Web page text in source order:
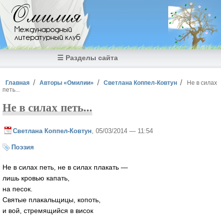
Перейти к основному содержанию
Омилия
Международный
литературный клуб
☰ Разделы сайта
Вы здесь
Главная Авторы «Омилии» Светлана Коппел-Ковтун
Не в силах
петь...
Не в силах петь...
Светлана Коппел-Ковтун , 05/03/2014 — 11:54
Поэзия
Не в силах петь, не в силах плакать —
лишь кровью капать,
на песок.
Святые плакальщицы, копоть,
и вой, стремящийся в висок